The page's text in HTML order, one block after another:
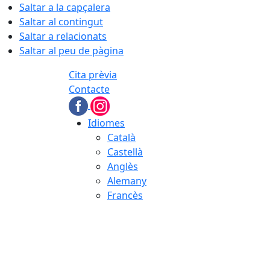
Saltar a la capçalera
Saltar al contingut
Saltar a relacionats
Saltar al peu de pàgina
Cita prèvia
Contacte
Idiomes
Català
Castellà
Anglès
Alemany
Francès